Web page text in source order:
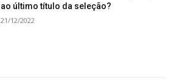
ao último título da seleção?
21/12/2022